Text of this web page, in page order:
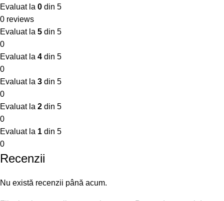
Evaluat la 0 din 5
0 reviews
Evaluat la 5 din 5
0
Evaluat la 4 din 5
0
Evaluat la 3 din 5
0
Evaluat la 2 din 5
0
Evaluat la 1 din 5
0
Recenzii
Nu există recenzii până acum.